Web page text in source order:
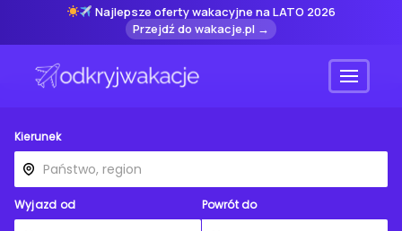
Najlepsze oferty wakacyjne na LATO 2026
Przejdź do wakacje.pl →
Menu
Kierunek
Wyjazd od Powrót do